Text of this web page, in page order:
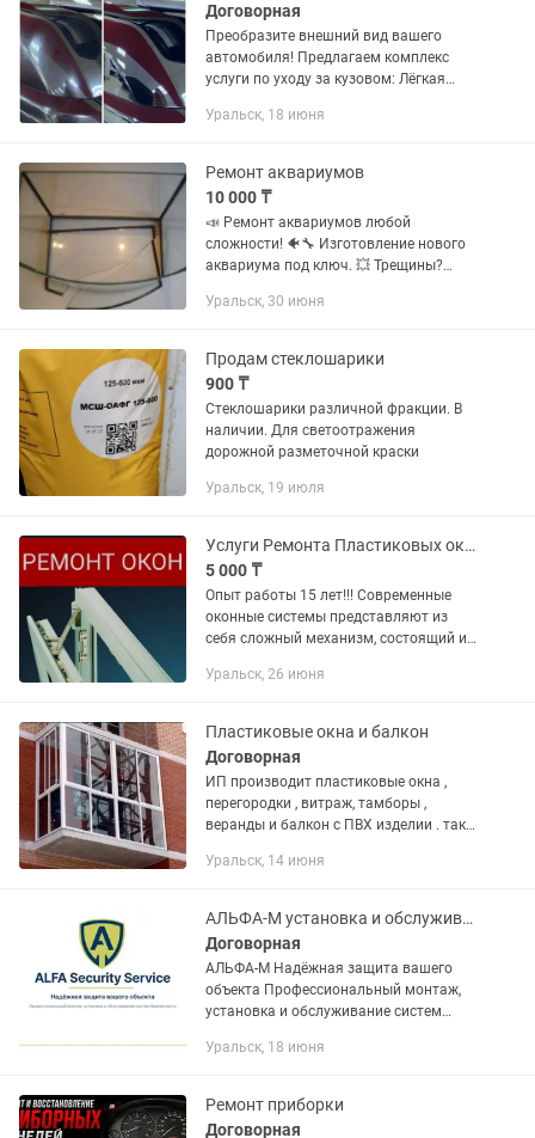
Договорная
Преобразите внешний вид вашего
автомобиля! Предлагаем комплекс
услуги по уходу за кузовом: Лёгкая
царапин и возвращаем глубину цвета
Уральск, 18 июня
Ремонт аквариумов
10 000 ₸
📣 Ремонт аквариумов любой
сложности! 🐠🔧 Изготовление нового
аквариума под ключ. 💥 Трещины?
выбрасывайте — мы восстановим ваш
Профессиональный...
Уральск, 30 июня
Продам стеклошарики
900 ₸
Стеклошарики различной фракции. В
наличии. Для светоотражения
дорожной разметочной краски
Уральск, 19 июля
Услуги Ремонта Пластиковых окон. Утипление окон. Откосы.
5 000 ₸
Опыт работы 15 лет!!! Современные
оконные системы представляют из
себя сложный механизм, состоящий из
створки окон провисают под
Уральск, 26 июня
Пластиковые окна и балкон
Договорная
ИП производит пластиковые окна ,
перегородки , витраж, тамборы ,
веранды и балкон с ПВХ изделии . так
откосы . Производство Турция ,
Уральск, 14 июня
АЛЬФА-М установка и обслуживание систем безопасность
Договорная
АЛЬФА-М Надёжная защита вашего
объекта Профессиональный монтаж,
установка и обслуживание систем
«Альфа-М» — ваш надёжный партнёр в
Уральск, 18 июня
Ремонт приборки
Договорная